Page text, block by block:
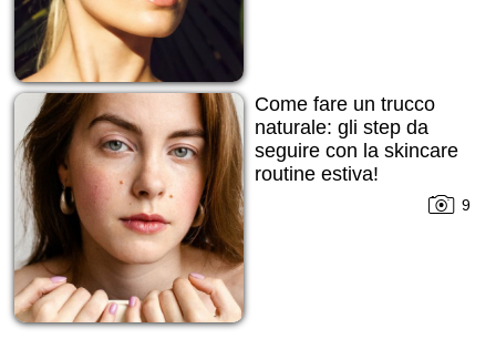
Come fare un trucco
naturale: gli step da
seguire con la skincare
routine estiva!
9